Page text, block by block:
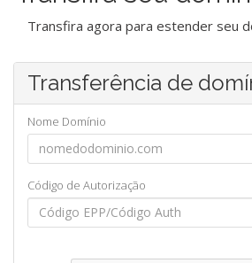
Transfira agora para estender seu
Transferência de
Nome Domínio
Código de Autorização